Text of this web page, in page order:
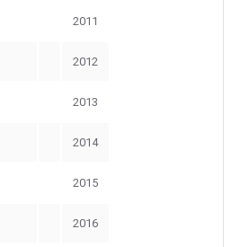
2011
2012
2013
2014
2015
2016